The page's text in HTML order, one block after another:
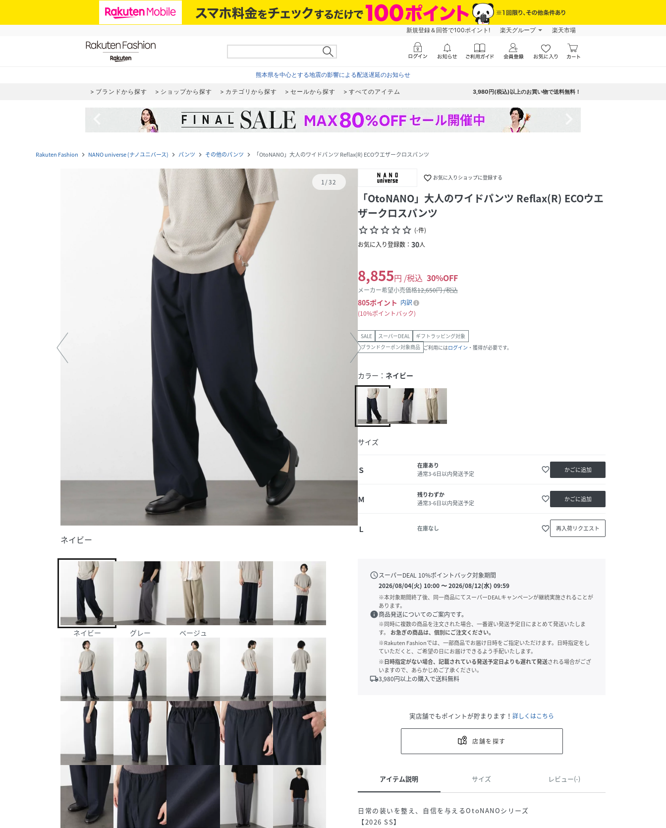
新規登録＆回答で100ポイント! 楽天グループ 楽天市場
熊本県を中心とする地震の影響による配送遅延のお知らせ
ブランドから探す ショップから探す カテゴリから探す セールから探す すべてのアイテム 3,980円(税込)以上のお買い物で送料無料！
Rakuten Fashion navigate_next NANO universe (ナノユニバース) navigate_next パンツ navigate_next その他のパンツ navigate_next 「OtoNANO」大人のワイドパンツ Reflax(R) ECOウエザークロスパンツ
1/32
ネイビー
ネイビー グレー ベージュ
favorite_border お気に入りショップに登録する
「OtoNANO」大人のワイドパンツ Reflax(R) ECOウエ
ザークロスパンツ
star_borderstar_borderstar_borderstar_borderstar_border (-件)
お気に入り登録数： 30人
8,855円 /税込 30%OFF
メーカー希望小売価格12,650円 /税込
805ポイント 内訳
10%ポイントバック
SALE スーパーDEAL
ギフトラッピング対象
ブランドクーポン対象商品 ご利用にはログイン ・獲得が必要です。
カラー： ネイビー
サイズ
Ｓ
在庫あり
通常3-6日以内発送予定
favorite_border かごに追加
Ｍ
残りわずか
通常3-6日以内発送予定
favorite_border かごに追加
Ｌ 在庫なし favorite_border 再入荷リクエスト
scheduleスーパーDEAL 10%ポイントバック対象期間
2026/08/04(火) 10:00〜2026/08/12(水) 09:59
※本対象期間終了後、同一商品にてスーパーDEALキャンペーンが継続実施されることが
あります。
info商品発送についてのご案内です。
※同時に複数の商品を注文された場合、一番遅い発送予定日にまとめて発送いたしま
す。
お急ぎの商品は、個別にご注文ください。
※Rakuten Fashionでは、一部商品でお届け日時をご指定いただけます。日時指定をし
ていただくと、ご希望の日にお届けできるよう手配いたします。
※日時指定がない場合、記載されている発送予定日よりも遅れて発送される場合がござ
いますので、あらかじめご了承ください。
local_shipping3,980円以上の購入で送料無料
実店舗でもポイントが貯まります！ 詳しくはこちら
店舗を探す
アイテム説明 サイズ レビュー(-)
日常の装いを整え、自信を与えるOtoNANOシリーズ
【2026 SS】